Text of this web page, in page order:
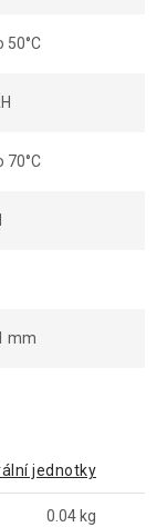
50°C
70°C
mm
jednotky
0.04 kg